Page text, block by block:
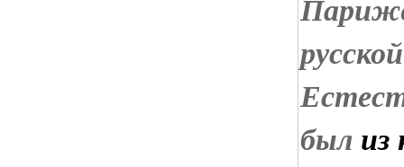
был из